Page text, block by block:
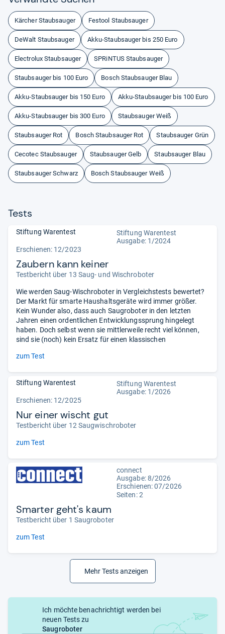
Kärcher Staubsauger Festool Staubsauger
DeWalt Staubsauger Akku-Staubsauger bis 250 Euro
Electrolux Staubsauger SPRiNTUS Staubsauger
Staubsauger bis 100 Euro Bosch Staubsauger Blau
Akku-Staubsauger bis 150 Euro Akku-Staubsauger bis 100 Euro
Akku-Staubsauger bis 300 Euro Staubsauger Weiß
Staubsauger Rot Bosch Staubsauger Rot Staubsauger Grün
Cecotec Staubsauger Staubsauger Gelb Staubsauger Blau
Staubsauger Schwarz Bosch Staubsauger Weiß
Tests
Stiftung Warentest
Stiftung Warentest
Ausgabe: 1/2024
Erschienen: 12/2023
Zaubern kann keiner
Testbericht über 13 Saug- und Wischroboter
Wie werden Saug-Wischroboter in Vergleichstests bewertet?
Der Markt für smarte Haushaltsgeräte wird immer größer.
Kein Wunder also, dass auch Saugroboter in den letzten
Jahren einen ordentlichen Entwicklungssprung hingelegt
haben. Doch selbst wenn sie mittlerweile recht viel können,
sind sie (noch) kein Ersatz für einen klassischen
zum Test
Stiftung Warentest
Stiftung Warentest
Ausgabe: 1/2026
Erschienen: 12/2025
Nur einer wischt gut
Testbericht über 12 Saugwischroboter
zum Test
connect
Ausgabe: 8/2026
Erschienen:07/2026
Seiten: 2
Smarter geht's kaum
Testbericht über 1 Saugroboter
zum Test
Mehr Tests anzeigen
Ich möchte benachrichtigt werden bei
neuen Tests zu
Saugroboter